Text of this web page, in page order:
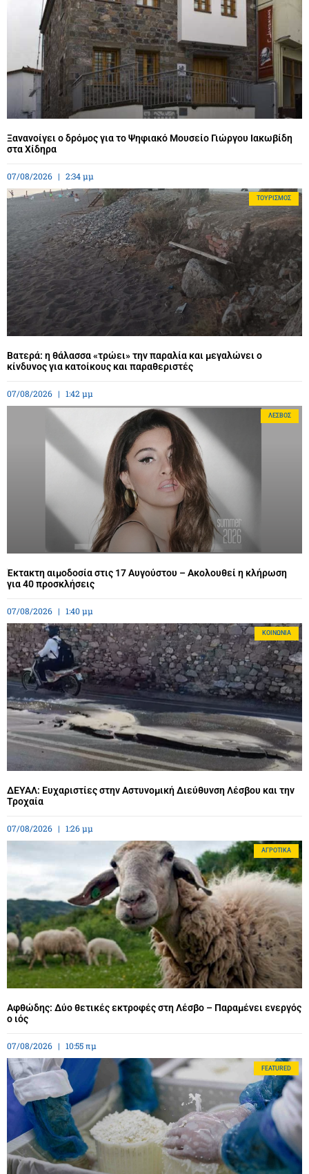
Ξανανοίγει ο δρόμος για το Ψηφιακό Μουσείο Γιώργου Ιακωβίδη
στα Χίδηρα
07/08/2026 2:34 μμ
ΤΟΥΡΙΣΜΌΣ
Βατερά: η θάλασσα «τρώει» την παραλία και μεγαλώνει ο
κίνδυνος για κατοίκους και παραθεριστές
07/08/2026 1:42 μμ
ΛΈΣΒΟΣ
Έκτακτη αιμοδοσία στις 17 Αυγούστου – Ακολουθεί η κλήρωση
για 40 προσκλήσεις
07/08/2026 1:40 μμ
ΚΟΙΝΩΝΊΑ
ΔΕΥΑΛ: Ευχαριστίες στην Αστυνομική Διεύθυνση Λέσβου και την
Τροχαία
07/08/2026 1:26 μμ
ΑΓΡΟΤΙΚΆ
Αφθώδης: Δύο θετικές εκτροφές στη Λέσβο – Παραμένει ενεργός
ο ιός
07/08/2026 10:55 πμ
FEATURED